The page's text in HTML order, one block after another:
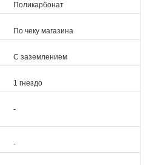
Поликарбонат
По чеку магазина
С заземлением
1 гнездо
-
-